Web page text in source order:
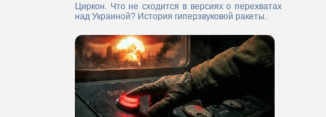
Циркон. Что не сходится в версиях о перехватах
над Украиной? История гиперзвуковой ракеты.